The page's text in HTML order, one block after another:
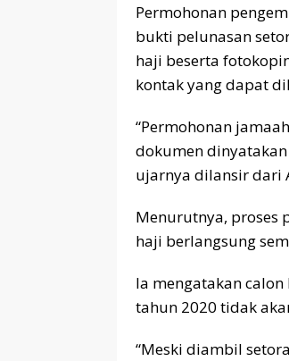
Permohonan
bukti pelunasan
haji beserta
kontak yang dapat
“Permohonan
dokumen
ujarnya dilansir dari
Menurutnya, proses
haji berlangsung
Ia mengatakan
tahun 2020 tidak
“Meski diambil